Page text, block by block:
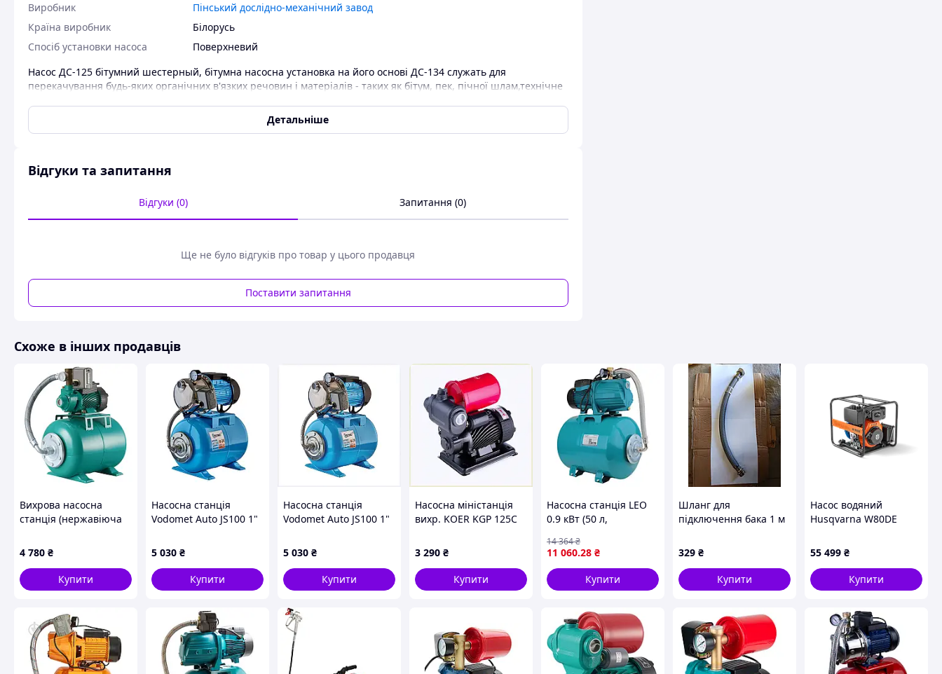
Виробник
Пінський дослідно-механічний завод
Країна виробник
Білорусь
Спосіб установки насоса
Поверхневий
Насос ДС-125 бітумний шестерный, бітумна насосна установка на його основі ДС-134 служать для
перекачування будь-яких органічних в'язких речовин і матеріалів - таких як бітум, пек, пічної шлам,технічне
обмежується 350сСт (3,5 см2/с), а температура не повинна перевищувати +180°С.
З назви насос ДС-125 ,тобто "бітумний" потрібно розуміти,що на характеристики бітуму. Насос ДС-125 -
обсуживании насоса ДС-125 і помірну ціну агрегатів. Вітчизняні редуктора 1ЦУ на основі насосного агрегату
ДС-134 гарантують регулювання потрібних параметрів перекачування робочої рідини в діапазоні
ДС-134 – бітумний агрегат (установка) на базі насоса ДС-125 укомплектований на загальній зварної рамі з
електродвигун з'єднуються між собою пальцевими муфтами. Робочий тиск до 6атм (0,6 МПа), допустима
Насоси ДС-125 активно використовуються на підприємствах цукрового виробництва , виробництва смоли,
Насос ДС-125 без електродвигуна без рами
Бітумна Установка ДС-134 з насосом бітумним ДС-125
Детальніше
Відгуки та запитання
Відгуки (0) Запитання (0)
Ще не було відгуків про товар у цього продавця
Поставити запитання
Схоже в інших продавців
Вихрова насосна
станція (нержавіюча
ATQBB-60 24L Н=35М,
Q=2,4кбМ, P=370 Вт,
1"x1" (TF0067)
4 780 ₴
Купити
Насосна станція
Vodomet Auto JS100 1"
5 030 ₴
Купити
Насосна станція
Vodomet Auto JS100 1"
P80B74B08
5 030 ₴
Купити
Насосна міністанція
вихр. KOER KGP 125C
P=370 Вт, 1"x1" підкл.-
пряме (KP2882)
33B422T31
3 290 ₴
Купити
Насосна станція LEO
0.9 кВт (50 л,
насос, Hmax 48 м,
Qmax 85 л/хв)
11 060.28 ₴
14 364₴
Купити
Шланг для
підключення бака 1 м
329 ₴
Купити
Насос водяний
Husqvarna W80DE
55 499 ₴
Купити